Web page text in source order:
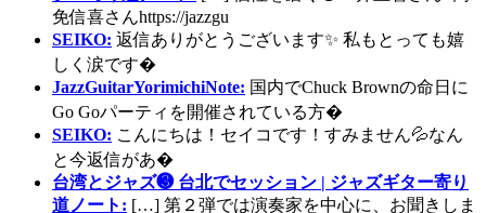
免信喜さんhttps://jazzgu
SEIKO: 返信ありがとうございます✨ 私もとっても嬉
しく涙です�
JazzGuitarYorimichiNote: 国内でChuck Brownの命日に
Go Goパーティを開催されている方�
SEIKO: こんにちは！セイコです！すみません💦なん
と今返信があ�
台湾とジャズ❸ 台北でセッション | ジャズギター寄り
道ノート: […] 第２弾では演奏家を中心に、お聞きしま